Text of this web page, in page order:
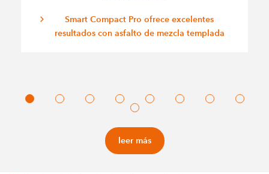
Smart Compact Pro ofrece excelentes
resultados con asfalto de mezcla templada
leer más